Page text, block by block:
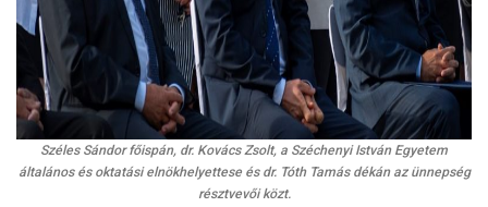
Széles Sándor főispán, dr. Kovács Zsolt, a Széchenyi István Egyetem
általános és oktatási elnökhelyettese és dr. Tóth Tamás dékán az ünnepség
résztvevői közt.